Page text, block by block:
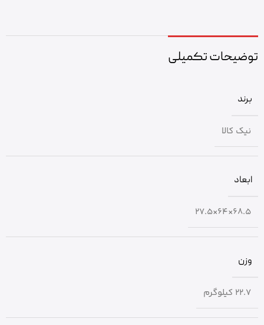
توضیحات تکمیلی
برند
نیک کالا
ابعاد
68.5×64×27.5
وزن
22.7 کیلوگرم